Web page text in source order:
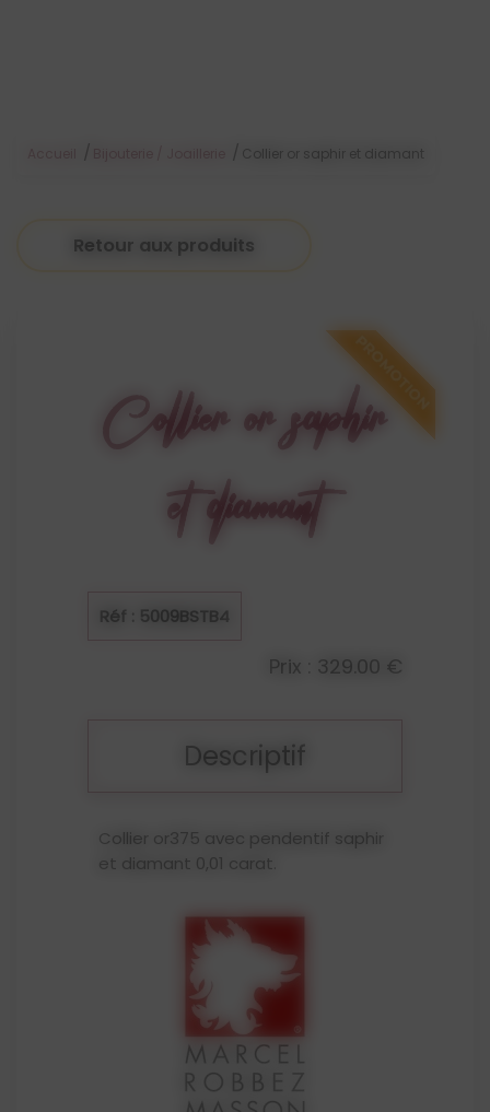
/ / Collier or saphir et diamant
Retour aux produits
Collier or saphir
et diamant
Réf : 5009BSTB4
Prix : 329.00 €
Descriptif
Collier or375 avec pendentif saphir
et diamant 0,01 carat.